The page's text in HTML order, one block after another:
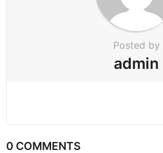
Posted by
admin
0 COMMENTS